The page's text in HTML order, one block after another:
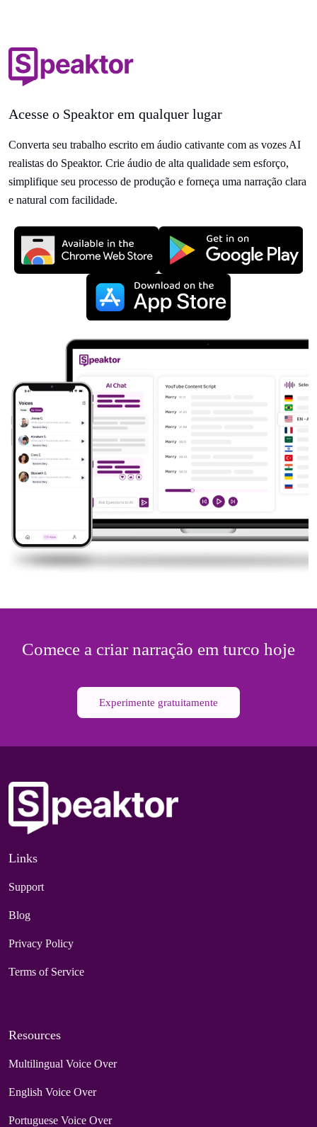
Acesse o Speaktor em qualquer lugar
Converta seu trabalho escrito em áudio cativante com as vozes AI
realistas do Speaktor. Crie áudio de alta qualidade sem esforço,
simplifique seu processo de produção e forneça uma narração clara
e natural com facilidade.
Comece a criar narração em turco hoje
Experimente gratuitamente
Links
Support
Blog
Privacy Policy
Terms of Service
Resources
Multilingual Voice Over
English Voice Over
Portuguese Voice Over